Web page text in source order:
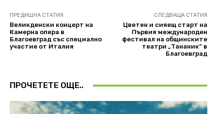
ПРЕДИШНА СТАТИЯ
Великденски концерт на
Камерна опера в
Благоевград със специално
участие от Италия
СЛЕДВАЩА СТАТИЯ
Цветен и сияещ старт на
Първия международен
фестивал на общинските
театри „Тананик” в
Благоевград
ПРОЧЕТЕТЕ ОЩЕ..